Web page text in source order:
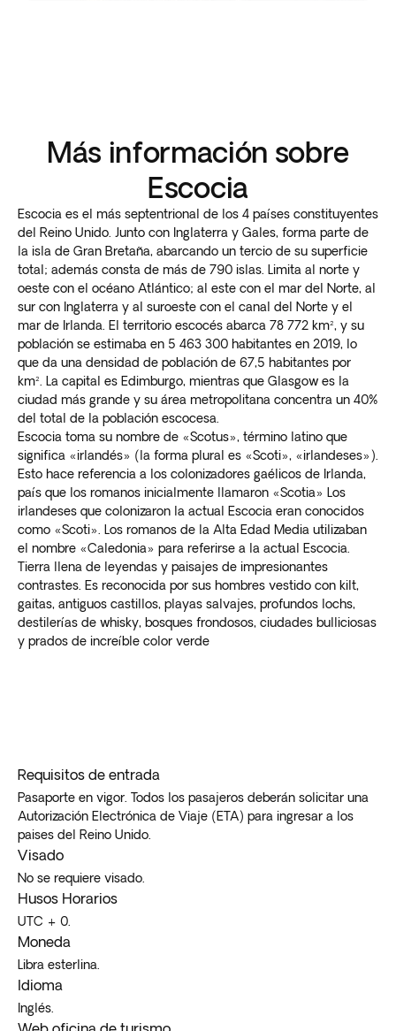
Más información sobre
Escocia
Escocia es el más septentrional de los 4 países constituyentes
del Reino Unido. Junto con Inglaterra y Gales, forma parte de
la isla de Gran Bretaña, abarcando un tercio de su superficie
total; además consta de más de 790 islas. Limita al norte y
oeste con el océano Atlántico; al este con el mar del Norte, al
sur con Inglaterra y al suroeste con el canal del Norte y el
mar de Irlanda. El territorio escocés abarca 78 772 km², y su
población se estimaba en 5 463 300 habitantes en 2019, lo
que da una densidad de población de 67,5 habitantes por
km². La capital es Edimburgo, mientras que Glasgow es la
ciudad más grande y su área metropolitana concentra un 40%
del total de la población escocesa.
Escocia toma su nombre de «Scotus», término latino que
significa «irlandés» (la forma plural es «Scoti», «irlandeses»).
Esto hace referencia a los colonizadores gaélicos de Irlanda,
país que los romanos inicialmente llamaron «Scotia» Los
irlandeses que colonizaron la actual Escocia eran conocidos
como «Scoti». Los romanos de la Alta Edad Media utilizaban
el nombre «Caledonia» para referirse a la actual Escocia.
Tierra llena de leyendas y paisajes de impresionantes
contrastes. Es reconocida por sus hombres vestido con kilt,
gaitas, antiguos castillos, playas salvajes, profundos lochs,
destilerías de whisky, bosques frondosos, ciudades bulliciosas
y prados de increíble color verde
Requisitos de entrada
Pasaporte en vigor. Todos los pasajeros deberán solicitar una
Autorización Electrónica de Viaje (ETA) para ingresar a los
paises del Reino Unido.
Visado
No se requiere visado.
Husos Horarios
UTC + 0.
Moneda
Libra esterlina.
Idioma
Inglés.